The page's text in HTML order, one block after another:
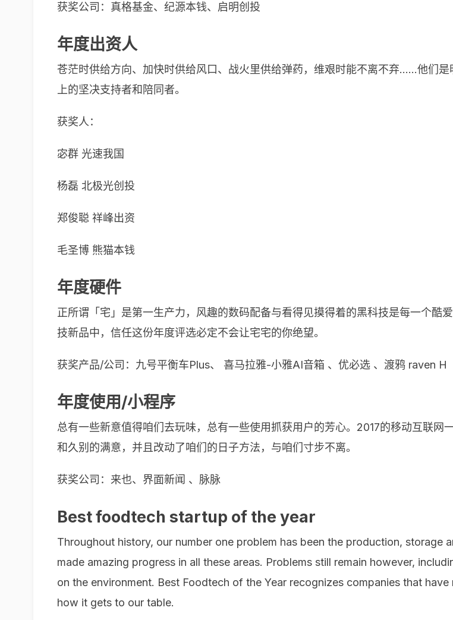
获奖公司：真格基金、纪源本钱、启明创投
年度出资人
苍茫时供给方向、加快时供给风口、战火里供给弹药，维艰时能不离不弃……他们
上的坚决支持者和陪同者。
获奖人：
宓群 光速我国
杨磊 北极光创投
郑俊聪 祥峰出资
毛圣博 熊猫本钱
年度硬件
正所谓「宅」是第一生产力，风趣的数码配备与看得见摸得着的黑科技是每一个酷
技新品中，信任这份年度评选必定不会让宅宅的你绝望。
获奖产品/公司：九号平衡车Plus、 喜马拉雅-小雅AI音箱 、优必选 、渡鸦 raven H
年度使用/小程序
总有一些新意值得咱们去玩味，总有一些使用抓获用户的芳心。2017的移动互联
和久别的满意，并且改动了咱们的日子方法，与咱们寸步不离。
获奖公司：来也、界面新闻 、脉脉
Best foodtech startup of the year
Throughout history, our number one problem has been the production,
made amazing progress in all these areas. Problems still remain however,
on the environment. Best Foodtech of the Year recognizes companies that
how it gets to our table.